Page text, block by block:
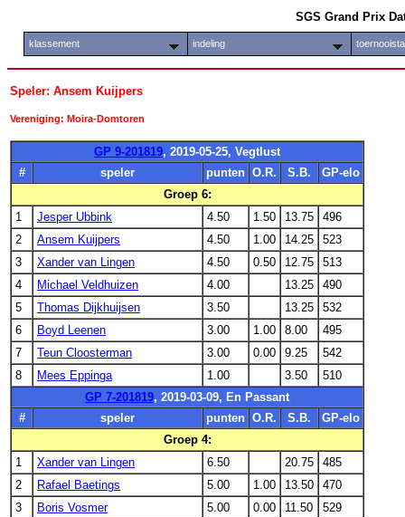
SGS Grand Prix
klassement indeling
Speler: Ansem Kuijpers
Vereniging: Moira-Domtoren
GP 9-201819, 2019-05-25, Vegtlust
#
speler punten O.R. S.B.
GP-elo
Groep 6:
1
Jesper Ubbink 4.50 1.50 13.75
496
2
Ansem Kuijpers 4.50 1.00 14.25
523
3
Xander van Lingen 4.50 0.50 12.75
513
4
Michael Veldhuizen 4.00 13.25
490
5
Thomas Dijkhuijsen 3.50 13.25
532
6
Boyd Leenen 3.00 1.00 8.00
495
7
Teun Cloosterman 3.00 0.00 9.25
542
8
Mees Eppinga 1.00 3.50
510
GP 7-201819, 2019-03-09, En Passant
#
speler punten O.R. S.B.
GP-elo
Groep 4:
1
Xander van Lingen 6.50 20.75
485
2
Rafael Baetings 5.00 1.00 13.50
470
3
Boris Vosmer 5.00 0.00 11.50
529